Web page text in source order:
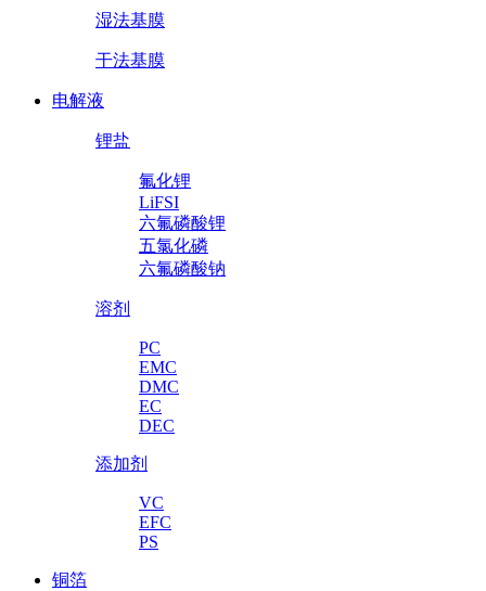
湿法基膜
干法基膜
电解液
锂盐
氟化锂
LiFSI
六氟磷酸锂
五氯化磷
六氟磷酸钠
溶剂
PC
EMC
DMC
EC
DEC
添加剂
VC
EFC
PS
铜箔